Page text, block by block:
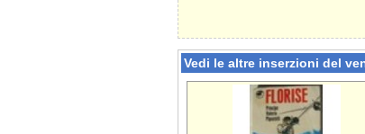
Vedi le altre inserzioni del